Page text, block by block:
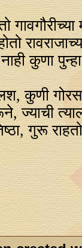
कुणा
कुणी
ज्याची
गुरू